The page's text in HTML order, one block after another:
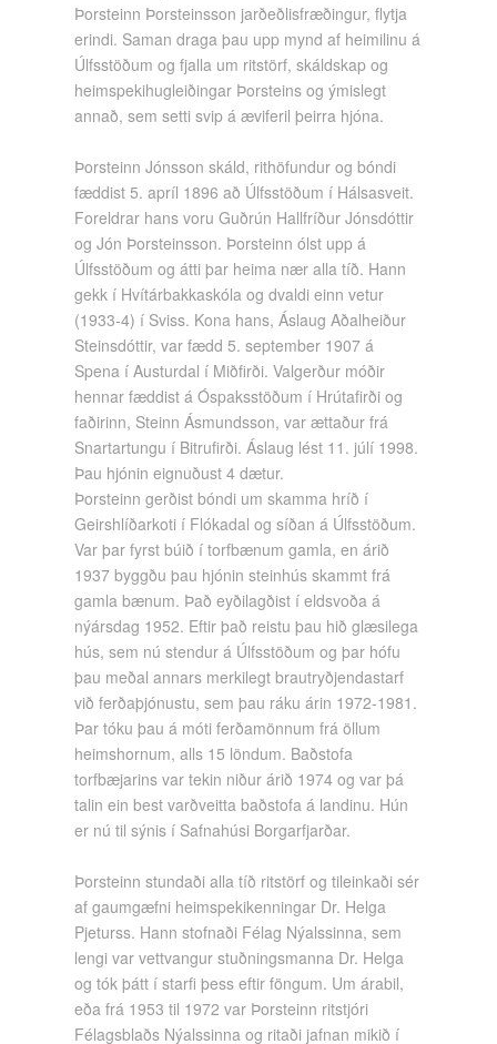
Þorsteinn Þorsteinsson jarðeðlisfræðingur, flytja
erindi. Saman draga þau upp mynd af heimilinu á
Úlfsstöðum og fjalla um ritstörf, skáldskap og
heimspekihugleiðingar Þorsteins og ýmislegt
annað, sem setti svip á æviferil þeirra hjóna.
Þorsteinn Jónsson skáld, rithöfundur og bóndi
fæddist 5. apríl 1896 að Úlfsstöðum í Hálsasveit.
Foreldrar hans voru Guðrún Hallfríður Jónsdóttir
og Jón Þorsteinsson. Þorsteinn ólst upp á
Úlfsstöðum og átti þar heima nær alla tíð. Hann
gekk í Hvítárbakkaskóla og dvaldi einn vetur
(1933-4) í Sviss. Kona hans, Áslaug Aðalheiður
Steinsdóttir, var fædd 5. september 1907 á
Spena í Austurdal í Miðfirði. Valgerður móðir
hennar fæddist á Óspaksstöðum í Hrútafirði og
faðirinn, Steinn Ásmundsson, var ættaður frá
Snartartungu í Bitrufirði. Áslaug lést 11. júlí 1998.
Þau hjónin eignuðust 4 dætur.
Þorsteinn gerðist bóndi um skamma hríð í
Geirshlíðarkoti í Flókadal og síðan á Úlfsstöðum.
Var þar fyrst búið í torfbænum gamla, en árið
1937 byggðu þau hjónin steinhús skammt frá
gamla bænum. Það eyðilagðist í eldsvoða á
nýársdag 1952. Eftir það reistu þau hið glæsilega
hús, sem nú stendur á Úlfsstöðum og þar hófu
þau meðal annars merkilegt brautryðjendastarf
við ferðaþjónustu, sem þau ráku árin 1972-1981.
Þar tóku þau á móti ferðamönnum frá öllum
heimshornum, alls 15 löndum. Baðstofa
torfbæjarins var tekin niður árið 1974 og var þá
talin ein best varðveitta baðstofa á landinu. Hún
er nú til sýnis í Safnahúsi Borgarfjarðar.
Þorsteinn stundaði alla tíð ritstörf og tileinkaði sér
af gaumgæfni heimspekikenningar Dr. Helga
Pjeturss. Hann stofnaði Félag Nýalssinna, sem
lengi var vettvangur stuðningsmanna Dr. Helga
og tók þátt í starfi þess eftir föngum. Um árabil,
eða frá 1953 til 1972 var Þorsteinn ritstjóri
Félagsblaðs Nýalssinna og ritaði jafnan mikið í